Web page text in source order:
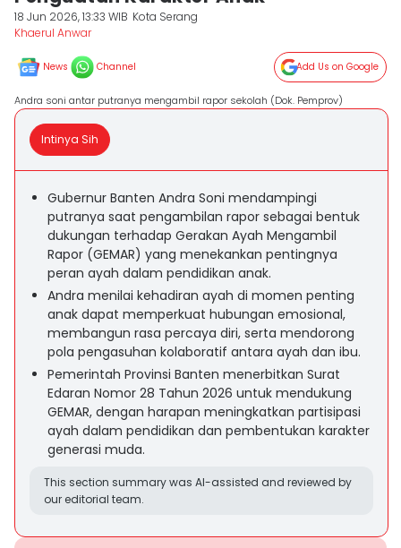
18 Jun 2026, 13:33 WIB Kota Serang
Khaerul Anwar
News Channel Add Us on Google
Andra soni antar putranya mengambil rapor sekolah (Dok. Pemprov)
Intinya Sih
Gubernur Banten Andra Soni mendampingi
putranya saat pengambilan rapor sebagai bentuk
dukungan terhadap Gerakan Ayah Mengambil
Rapor (GEMAR) yang menekankan pentingnya
peran ayah dalam pendidikan anak.
Andra menilai kehadiran ayah di momen penting
anak dapat memperkuat hubungan emosional,
membangun rasa percaya diri, serta mendorong
pola pengasuhan kolaboratif antara ayah dan ibu.
Pemerintah Provinsi Banten menerbitkan Surat
Edaran Nomor 28 Tahun 2026 untuk mendukung
GEMAR, dengan harapan meningkatkan partisipasi
ayah dalam pendidikan dan pembentukan karakter
generasi muda.
This section summary was AI-assisted and reviewed by
our editorial team.